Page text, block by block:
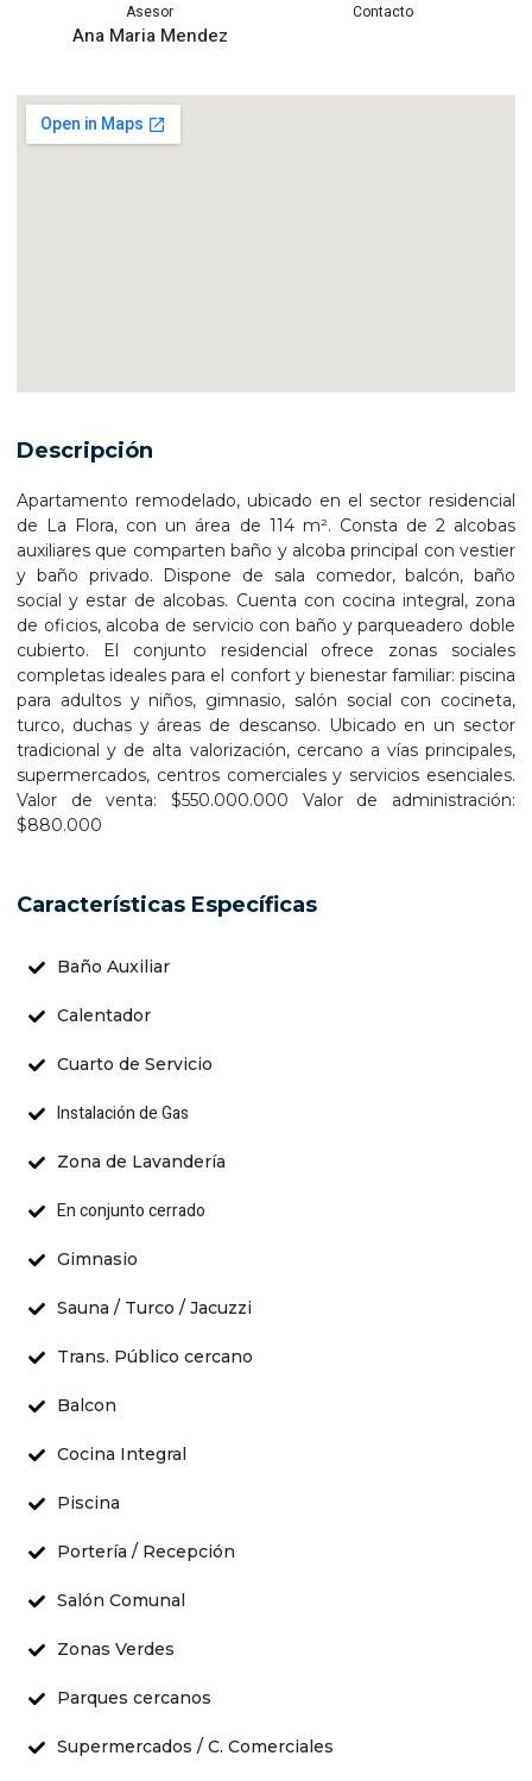
Asesor
Ana Maria Mendez
Contacto
Descripción
Apartamento remodelado, ubicado en el sector residencial
de La Flora, con un área de 114 m². Consta de 2 alcobas
auxiliares que comparten baño y alcoba principal con vestier
y baño privado. Dispone de sala comedor, balcón, baño
social y estar de alcobas. Cuenta con cocina integral, zona
de oficios, alcoba de servicio con baño y parqueadero doble
cubierto. El conjunto residencial ofrece zonas sociales
completas ideales para el confort y bienestar familiar: piscina
para adultos y niños, gimnasio, salón social con cocineta,
turco, duchas y áreas de descanso. Ubicado en un sector
tradicional y de alta valorización, cercano a vías principales,
supermercados, centros comerciales y servicios esenciales.
Valor de venta: $550.000.000 Valor de administración:
$880.000
Características Específicas
Baño Auxiliar
Calentador
Cuarto de Servicio
Instalación de Gas
Zona de Lavandería
En conjunto cerrado
Gimnasio
Sauna / Turco / Jacuzzi
Trans. Público cercano
Balcon
Cocina Integral
Piscina
Portería / Recepción
Salón Comunal
Zonas Verdes
Parques cercanos
Supermercados / C. Comerciales